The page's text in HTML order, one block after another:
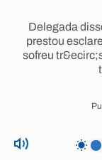
Delegada
prestou
sofreu